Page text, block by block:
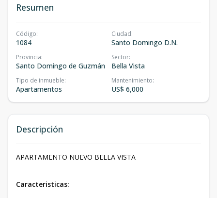
Resumen
Código:
1084
Ciudad:
Santo Domingo D.N.
Provincia:
Santo Domingo de Guzmán
Sector:
Bella Vista
Tipo de inmueble:
Apartamentos
Mantenimiento:
US$ 6,000
Descripción
APARTAMENTO NUEVO BELLA VISTA
Caracteristicas: